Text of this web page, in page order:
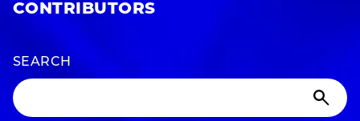
CONTRIBUTORS
SEARCH